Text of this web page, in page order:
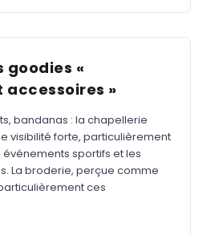
goodies «
accessoires »
bandanas : la chapellerie
visibilité forte, particulièrement
sportifs et les
La broderie, perçue comme
ces